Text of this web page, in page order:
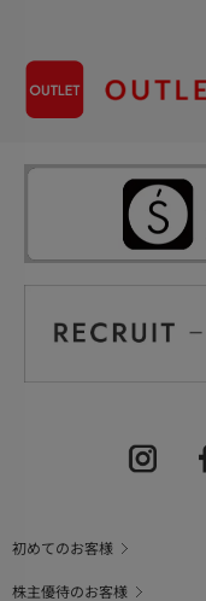
初めてのお客様
株主優待のお客様